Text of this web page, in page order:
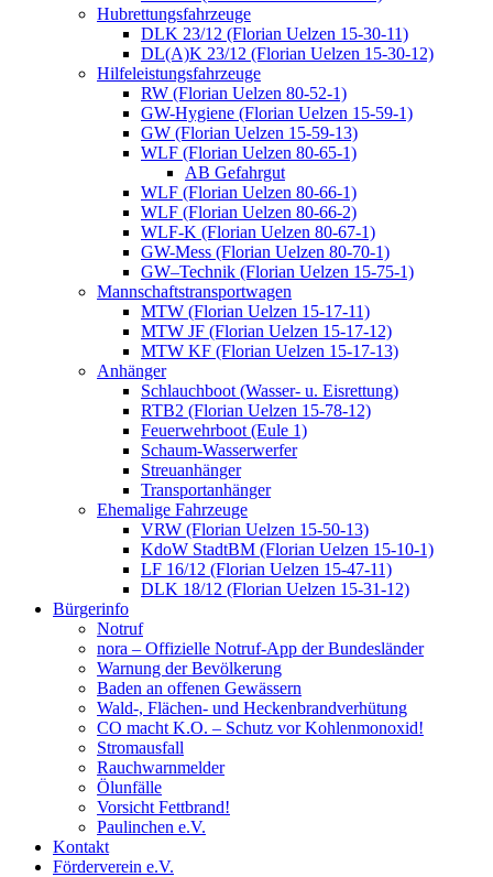
Hubrettungsfahrzeuge
DLK 23/12 (Florian Uelzen 15-30-11)
DL(A)K 23/12 (Florian Uelzen 15-30-12)
Hilfeleistungsfahrzeuge
RW (Florian Uelzen 80-52-1)
GW-Hygiene (Florian Uelzen 15-59-1)
GW (Florian Uelzen 15-59-13)
WLF (Florian Uelzen 80-65-1)
AB Gefahrgut
WLF (Florian Uelzen 80-66-1)
WLF (Florian Uelzen 80-66-2)
WLF-K (Florian Uelzen 80-67-1)
GW-Mess (Florian Uelzen 80-70-1)
GW–Technik (Florian Uelzen 15-75-1)
Mannschaftstransportwagen
MTW (Florian Uelzen 15-17-11)
MTW JF (Florian Uelzen 15-17-12)
MTW KF (Florian Uelzen 15-17-13)
Anhänger
Schlauchboot (Wasser- u. Eisrettung)
RTB2 (Florian Uelzen 15-78-12)
Feuerwehrboot (Eule 1)
Schaum-Wasserwerfer
Streuanhänger
Transportanhänger
Ehemalige Fahrzeuge
VRW (Florian Uelzen 15-50-13)
KdoW StadtBM (Florian Uelzen 15-10-1)
LF 16/12 (Florian Uelzen 15-47-11)
DLK 18/12 (Florian Uelzen 15-31-12)
Bürgerinfo
Notruf
nora – Offizielle Notruf-App der Bundesländer
Warnung der Bevölkerung
Baden an offenen Gewässern
Wald-, Flächen- und Heckenbrandverhütung
CO macht K.O. – Schutz vor Kohlenmonoxid!
Stromausfall
Rauchwarnmelder
Ölunfälle
Vorsicht Fettbrand!
Paulinchen e.V.
Kontakt
Förderverein e.V.